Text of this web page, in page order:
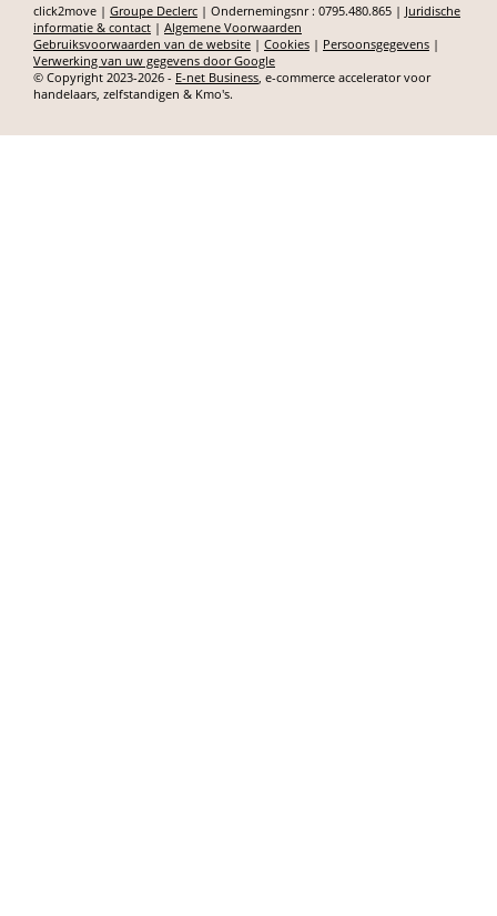
click2move | Groupe Declerc | Ondernemingsnr : 0795.480.865 | Juridische
informatie & contact | Algemene Voorwaarden
Gebruiksvoorwaarden van de website | Cookies | Persoonsgegevens |
Verwerking van uw gegevens door Google
© Copyright 2023-2026 - E-net Business , e-commerce accelerator voor
handelaars, zelfstandigen & Kmo's.